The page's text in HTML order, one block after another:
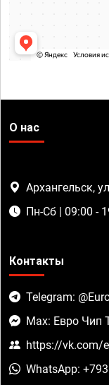
О нас
Архангельск,
Пн-Сб | 09:00 -
Контакты
Telegram:
Max: Евро Чип
https://vk.com/
WhatsApp: